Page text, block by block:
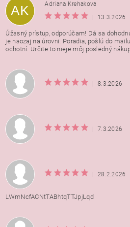
AK
Adriana Krehakova
|
13.3.2026
Úžasný prístup, odporúčam! Dá sa
je naozaj na úrovni. Poradia, pošlú do
ochotní. Určite to nieje môj posledný
| 8.3.2026
| 7.3.2026
| 28.2.2026
LWmNcfACNtTABhtqTTJpjLqd